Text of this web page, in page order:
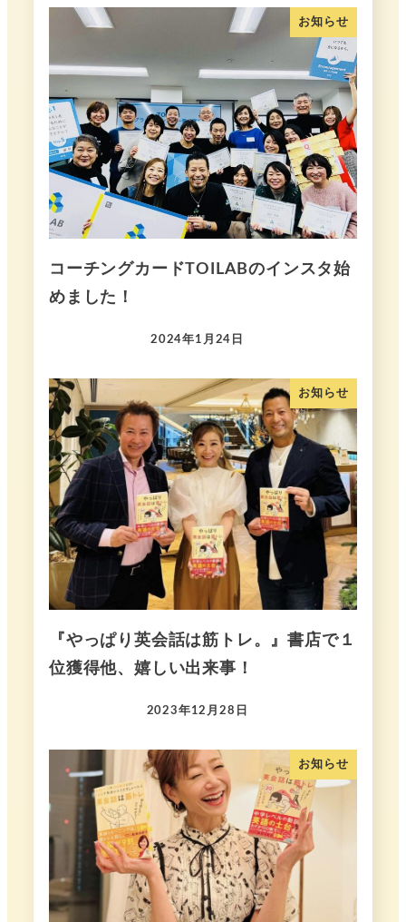
お知らせ
コーチングカードTOILABのインスタ始
めました！
2024年1月24日
お知らせ
『やっぱり英会話は筋トレ。』書店で１
位獲得他、嬉しい出来事！
2023年12月28日
お知らせ